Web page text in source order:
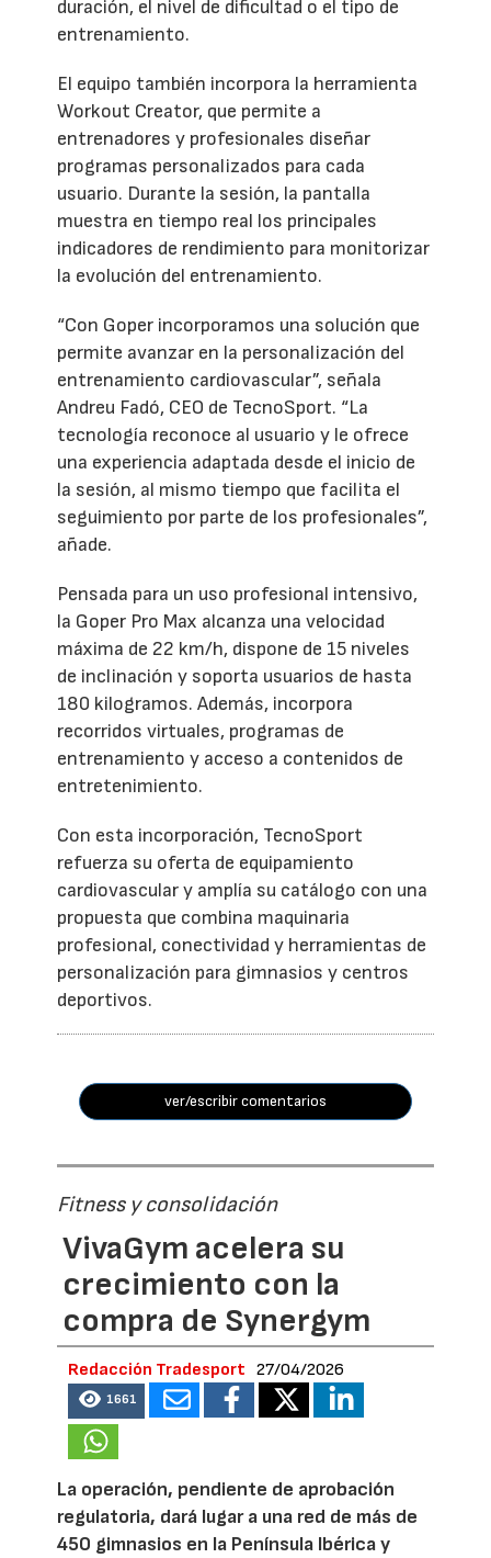
duración, el nivel de dificultad o el tipo de
entrenamiento.
El equipo también incorpora la herramienta
Workout Creator, que permite a
entrenadores y profesionales diseñar
programas personalizados para cada
usuario. Durante la sesión, la pantalla
muestra en tiempo real los principales
indicadores de rendimiento para monitorizar
la evolución del entrenamiento.
“Con Goper incorporamos una solución que
permite avanzar en la personalización del
entrenamiento cardiovascular”, señala
Andreu Fadó, CEO de TecnoSport. “La
tecnología reconoce al usuario y le ofrece
una experiencia adaptada desde el inicio de
la sesión, al mismo tiempo que facilita el
seguimiento por parte de los profesionales”,
añade.
Pensada para un uso profesional intensivo,
la Goper Pro Max alcanza una velocidad
máxima de 22 km/h, dispone de 15 niveles
de inclinación y soporta usuarios de hasta
180 kilogramos. Además, incorpora
recorridos virtuales, programas de
entrenamiento y acceso a contenidos de
entretenimiento.
Con esta incorporación, TecnoSport
refuerza su oferta de equipamiento
cardiovascular y amplía su catálogo con una
propuesta que combina maquinaria
profesional, conectividad y herramientas de
personalización para gimnasios y centros
deportivos.
ver/escribir comentarios
Fitness y consolidación
VivaGym acelera su
crecimiento con la
compra de Synergym
Redacción Tradesport 27/04/2026
1661
La operación, pendiente de aprobación
regulatoria, dará lugar a una red de más de
450 gimnasios en la Península Ibérica y